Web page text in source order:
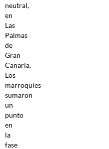
neutral,
en
Las
Palmas
de
Gran
Canaria.
Los
marroquíes
sumaron
un
punto
en
la
fase